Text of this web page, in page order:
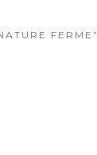
FERME”